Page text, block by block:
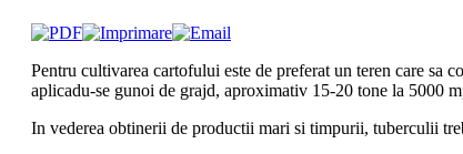
Pentru cultivarea cartofului este de preferat un teren care sa
aplicadu-se gunoi de grajd, aproximativ 15-20 tone la 5000
In vederea obtinerii de productii mari si timpurii, tuberculii